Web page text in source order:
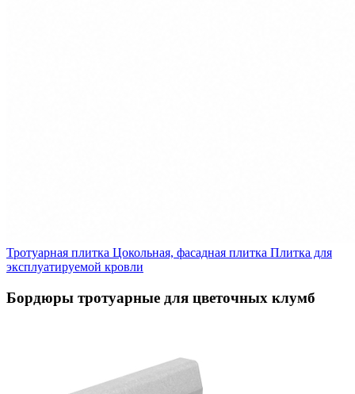
Тротуарная плитка Цокольная, фасадная плитка Плитка для
эксплуатируемой кровли
Бордюры тротуарные для цветочных клумб